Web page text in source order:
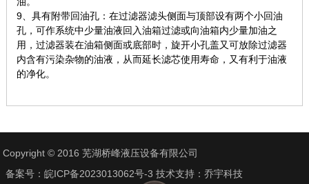
9、具有附带回油孔：在过滤器滤头侧面与顶部设有两个小回油
孔，可作系统中少量油液回入油箱过滤或向油箱内少量加油之
用，过滤器装在油箱侧面或底部时，旋开小孔盖又可放除过滤器
内含有污染杂物的油液，从而延长滤芯使用寿命，又有利于油液
的净化。
Copyright © 2016 芜湖桥峰液压设备有限公司
备案号：皖ICP备2023013062号-3 技术支持：乔宇科技